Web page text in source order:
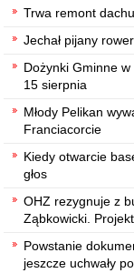
Trwa remont
Jechał pijany
Dożynki Gminne
15 sierpnia
Młody Pelikan
Franciacorcie
Kiedy otwarcie
głos
OHZ rezygnuje z
Ząbkowicki.
Powstanie
jeszcze uchwały